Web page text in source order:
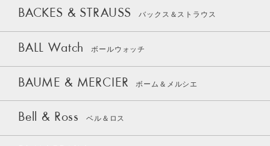
BACKES & STRAUSS バックス＆ストラウス
BALL Watch ボールウォッチ
BAUME & MERCIER ボーム＆メルシエ
Bell & Ross ベル＆ロス